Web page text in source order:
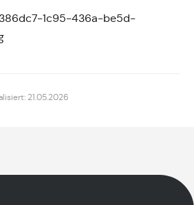
1c95-436a-be5d-
21.05.2026